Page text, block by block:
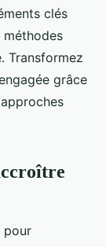
clés
Transformez
grâce
pour